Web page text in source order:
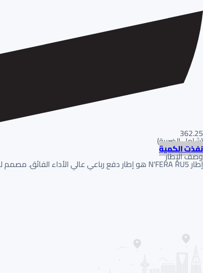
362.25
(شامل الضريبة)
نفذت الكمية
وصف الإطار
إطار N'FERA RU5 هو إطار دفع رباعي عالي الأداء الفائق. مصمم لـأقصى تماسك جاف واستجابة توجيه دقيقة. يتميز بـدعسة غير متماثلة لـثبات فائق عند الانعطاف.